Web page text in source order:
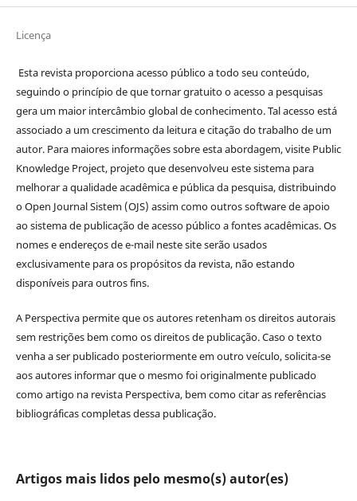
Licença
Esta revista proporciona acesso público a todo seu conteúdo,
seguindo o princípio de que tornar gratuito o acesso a pesquisas
gera um maior intercâmbio global de conhecimento. Tal acesso está
associado a um crescimento da leitura e citação do trabalho de um
autor. Para maiores informações sobre esta abordagem, visite Public
Knowledge Project, projeto que desenvolveu este sistema para
melhorar a qualidade acadêmica e pública da pesquisa, distribuindo
o Open Journal Sistem (OJS) assim como outros software de apoio
ao sistema de publicação de acesso público a fontes acadêmicas. Os
nomes e endereços de e-mail neste site serão usados
exclusivamente para os propósitos da revista, não estando
disponíveis para outros fins.
A Perspectiva permite que os autores retenham os direitos autorais
sem restrições bem como os direitos de publicação. Caso o texto
venha a ser publicado posteriormente em outro veículo, solicita-se
aos autores informar que o mesmo foi originalmente publicado
como artigo na revista Perspectiva, bem como citar as referências
bibliográficas completas dessa publicação.
Artigos mais lidos pelo mesmo(s) autor(es)